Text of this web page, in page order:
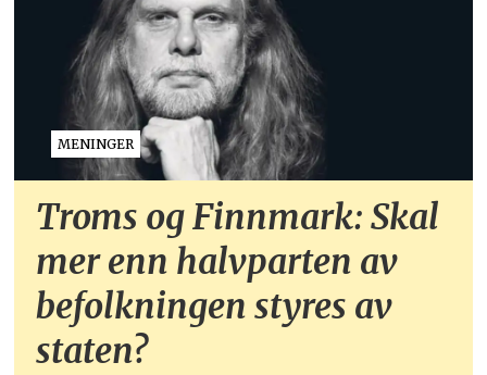
MENINGER
Troms og Finnmark: Skal
mer enn halvparten av
befolkningen styres av
staten?